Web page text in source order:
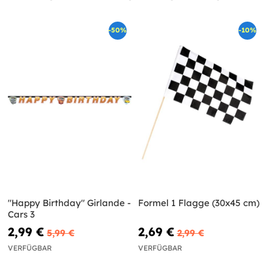
-50%
"Happy Birthday" Girlande -
Cars 3
2,99 € 5,99 €
VERFÜGBAR
-10%
Formel 1 Flagge (30x45 cm)
2,69 € 2,99 €
VERFÜGBAR